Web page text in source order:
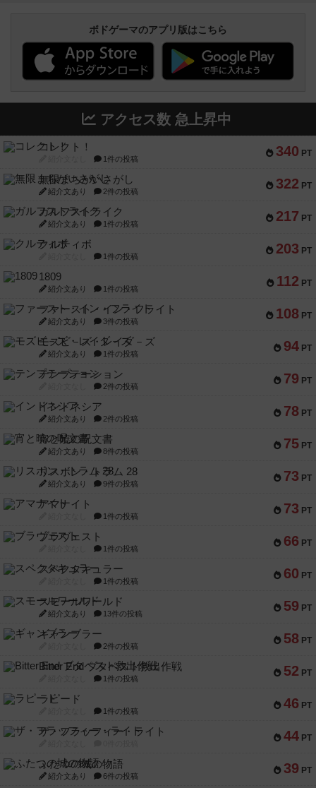
ボドゲーマのアプリ版はこちら
アクセス数 急上昇中
340 PT
コレクト！
1件の投稿
322 PT
無限まちがいさがし
紹介文あり 2件の投稿
217 PT
ガルフストライク
紹介文あり 1件の投稿
203 PT
クルティボ
1件の投稿
112 PT
1809
紹介文あり 1件の投稿
108 PT
ファースト・イン・フライト
紹介文あり 3件の投稿
94 PT
モズビ－ズ・レイダ－ズ
紹介文あり 1件の投稿
79 PT
テンプテーション
2件の投稿
78 PT
インドネシア
紹介文あり 2件の投稿
75 PT
宵と暁の呪文書
紹介文あり 8件の投稿
73 PT
リスボン・トラム 28
紹介文あり 9件の投稿
73 PT
アマナイト
1件の投稿
66 PT
ブラヴェスト
1件の投稿
60 PT
スペクタキュラー
1件の投稿
59 PT
スモールワールド
紹介文あり 13件の投稿
58 PT
ギャンブラー
2件の投稿
52 PT
Bitter End ブタペスト救出作戦
1件の投稿
46 PT
ラピード
1件の投稿
44 PT
ザ・フラッフィー・ライト
39 PT
ふたつの城の物語
紹介文あり 6件の投稿